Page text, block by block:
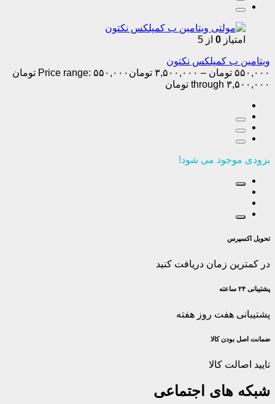
امتیاز 0 از 5
ویتامین ب کمپلکس نکتون
۵۵۰,۰۰۰ تومان – ۳,۵۰۰,۰۰۰ تومان
Price range: ۵۵۰,۰۰۰ تومان
through ۳,۵۰۰,۰۰۰ تومان
بزودی موجود می شود!
تحویل اکسپرس
در کمترین زمان دریافت کنید
پشتیبانی ۲۴ ساعته
پشتیبانی هفت روز هفته
ضمانت اصل‌ بودن کالا
تایید اصالت کالا
شبکه های اجتماعی